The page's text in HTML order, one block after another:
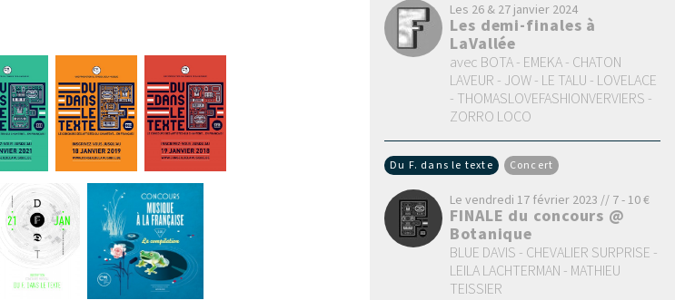
Les 26 & 27 janvier 2024
Les demi-finales à
LaVallée
avec BOTA - EMEKA - CHATON
LAVEUR - JOW - LE TALU - LOVELACE
- THOMASLOVEFASHIONVERVIERS -
ZORRO LOCO
Du F. dans le texte Concert
Le vendredi 17 février 2023 // 7 - 10 €
FINALE du concours @
Botanique
BLUE DAVIS - CHEVALIER SURPRISE -
LEILA LACHTERMAN - MATHIEU
TEISSIER